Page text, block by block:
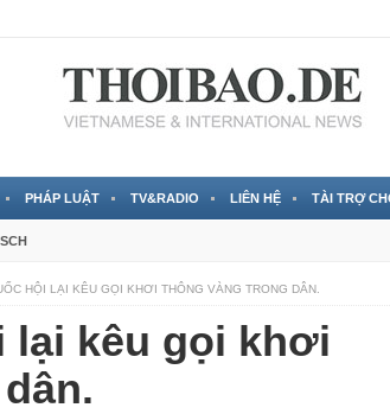
PHÁP LUẬT TV&RADIO LIÊN HỆ TÀI TRỢ
HỘI LẠI KÊU GỌI KHƠI THÔNG VÀNG TRONG DÂN.
lại kêu gọi khơi